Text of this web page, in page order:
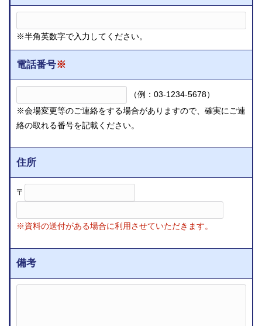
※半角英数字で入力してください。
電話番号※
（例：03-1234-5678）
※会場変更等のご連絡をする場合がありますので、確実にご連
絡の取れる番号を記載ください。
住所
〒
※資料の送付がある場合に利用させていただきます。
備考